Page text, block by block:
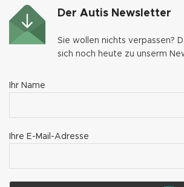
Der Autis Newsletter
Sie wollen nichts verpassen?
sich noch heute zu unserm
Ihr Name
Ihre E-Mail-Adresse